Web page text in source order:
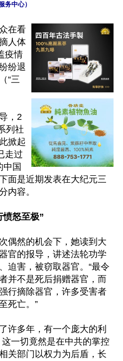
务中心）
在看
人体
疫情
纷退
“三
，2
列社
掀起
走过
中国
面是近期发表在大纪元三
内容。
愤怒至极”
偶然的机会下，她读到大
官的报导，讲述法轮功学
迫害，被窃取器官。“最令
并不是死后捐赠器官，而
行摘除器官，许多受害者
死亡。”
许多年，有一个庞大的利
一切竟然是在中共的掌控
关部门以权力为后盾，长